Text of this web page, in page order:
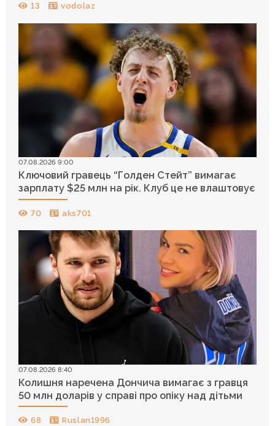
13 vodolaz
07.08.2026 9:00
Ключовий гравець “Голден Стейт” вимагає
зарплату $25 млн на рік. Клуб це не влаштовує
70 aks701
07.08.2026 8:40
Колишня наречена Дончича вимагає з гравця
50 млн доларів у справі про опіку над дітьми
68 Ruslan1996